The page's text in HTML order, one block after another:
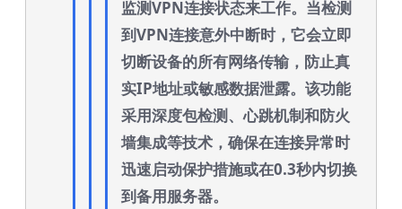
监测VPN连接状态来工作。当检测
到VPN连接意外中断时，它会立即
切断设备的所有网络传输，防止真
实IP地址或敏感数据泄露。该功能
采用深度包检测、心跳机制和防火
墙集成等技术，确保在连接异常时
迅速启动保护措施或在0.3秒内切换
到备用服务器。